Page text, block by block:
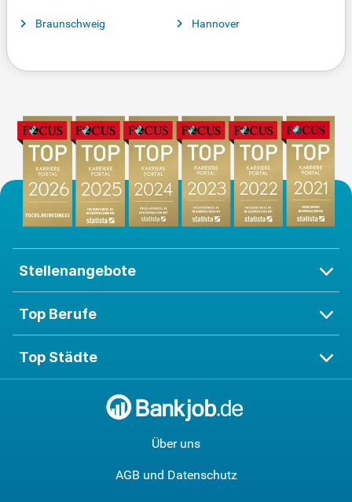
Braunschweig Hannover
Stellenangebote
Top Berufe
Top Städte
Über uns
AGB und Datenschutz